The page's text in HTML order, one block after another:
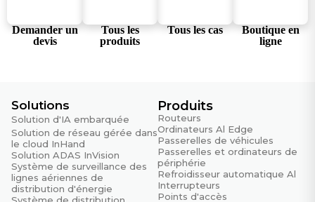
Tension d'entrée
9-36 V CC
Puissance de crête
20,0 W (charge RF maximale)
Définition de l'épingle
V+, V-, Allumage, NC (4 broches)
Connecteur d'alimentation
M12 mâle codé A
Demander un
devis
Tous les
produits
Tous les cas
Boutique en
ligne
Solutions
Solution d'IA embarquée
Solution de réseau gérée dans
le cloud InHand
Solution ADAS InVision
Système de surveillance des
lignes aériennes de
distribution d'énergie
Produits
Routeurs
Ordinateurs Al Edge
Passerelles de véhicules
Passerelles et ordinateurs de
périphérie
Refroidisseur automatique Al
Interrupteurs
Points d'accès